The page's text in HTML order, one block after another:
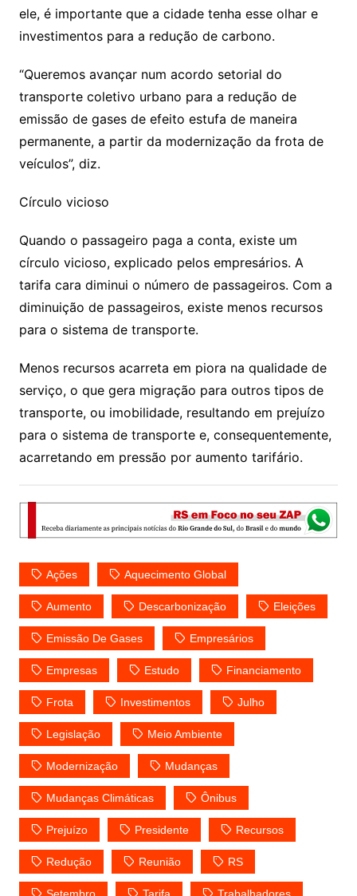
ele, é importante que a cidade tenha esse olhar e
investimentos para a redução de carbono.
“Queremos avançar num acordo setorial do
transporte coletivo urbano para a redução de
emissão de gases de efeito estufa de maneira
permanente, a partir da modernização da frota de
veículos”, diz.
Círculo vicioso
Quando o passageiro paga a conta, existe um
círculo vicioso, explicado pelos empresários. A
tarifa cara diminui o número de passageiros. Com a
diminuição de passageiros, existe menos recursos
para o sistema de transporte.
Menos recursos acarreta em piora na qualidade de
serviço, o que gera migração para outros tipos de
transporte, ou imobilidade, resultando em prejuízo
para o sistema de transporte e, consequentemente,
acarretando em pressão por aumento tarifário.
Ações Aquecimento Global
Aumento Descarbonização Eleições
Emissão De Gases Empresários
Empresas Estudo Financiamento
Frota Investimentos Julho
Legislação Meio Ambiente
Modernização Mudanças
Mudanças Climáticas Ônibus
Prejuízo Presidente Recursos
Redução Reunião RS